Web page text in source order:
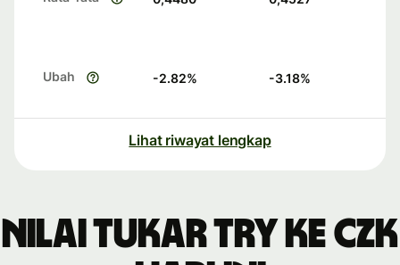
Ubah -2.82% -3.18%
Lihat riwayat lengkap
Nilai tukar TRY ke CZK